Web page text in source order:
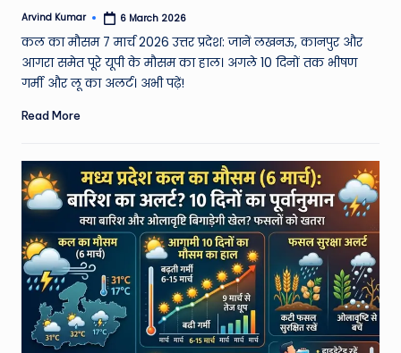
Posted
Arvind Kumar 6 March 2026
कल का मौसम 7 मार्च 2026 उत्तर प्रदेश: जानें लखनऊ, कानपुर और
आगरा समेत पूरे यूपी के मौसम का हाल। अगले 10 दिनों तक भीषण
गर्मी और लू का अलर्ट। अभी पढ़ें!
Read More